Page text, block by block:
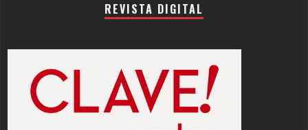
REVISTA DIGITAL